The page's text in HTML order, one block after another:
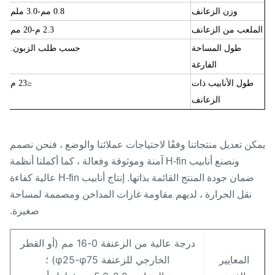
وزن الزعانف
-3.0 ملم
من الزعانف
-20 مم
طول المساحة
الفارغة
حسب طلب الزبون.
طول الأنابيب ذات
الزعانف
تعديل منتجاتنا وفقًا لاحتياجات عملائنا والوضع ، فنحن نصمم
ونصنع أنابيب H-fin آمنة وموثوقة وفعالة ، كما أكملنا أنظمة
ضمان جودة المنتج القائمة بذاتها. إنتاج أنابيب H-fin عالية كفاءة
نقل الحرارة ، لديهم مقاومة غازات المداخن ومصممة لمساحة
صغيرة.
المعايير
درجة عالية من الزعنفة 0-16 مم (أو القطر
الخارجي للزعنفة φ25-φ75) ؛